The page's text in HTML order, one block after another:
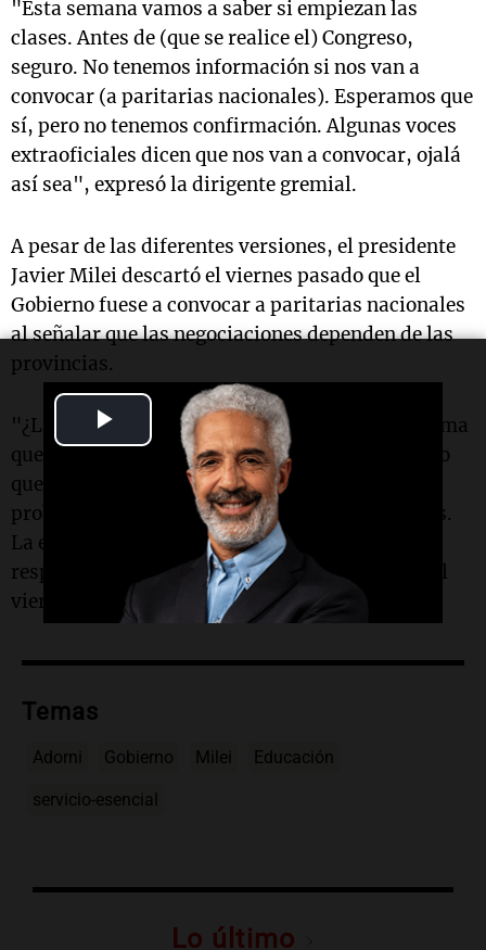
Play
Video
"Esta semana vamos a saber si empiezan las
clases. Antes de (que se realice el) Congreso,
seguro. No tenemos información si nos van a
convocar (a paritarias nacionales). Esperamos que
sí, pero no tenemos confirmación. Algunas voces
extraoficiales dicen que nos van a convocar, ojalá
así sea", expresó la dirigente gremial.
A pesar de las diferentes versiones, el presidente
Javier Milei descartó el viernes pasado que el
Gobierno fuese a convocar a paritarias nacionales
al señalar que las negociaciones dependen de las
provincias.
"¿La educación de quién depende? Es un problema
que tiene que resolver las provincias, ¿qué tengo
que hacer yo como Nación metiéndome? Es un
problema que tienen que arreglar las provincias.
La educación, la seguridad y la salud es
responsabilidad de las provincias", dijo Milei el
viernes a Radio Rivadavia.
Temas
Adorni Gobierno Milei Educación
servicio-esencial
Lo último